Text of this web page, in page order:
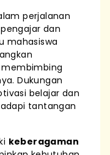
perjalanan
dan
mahasiswa
Dukungan
belajar dan
tantangan
keberagaman